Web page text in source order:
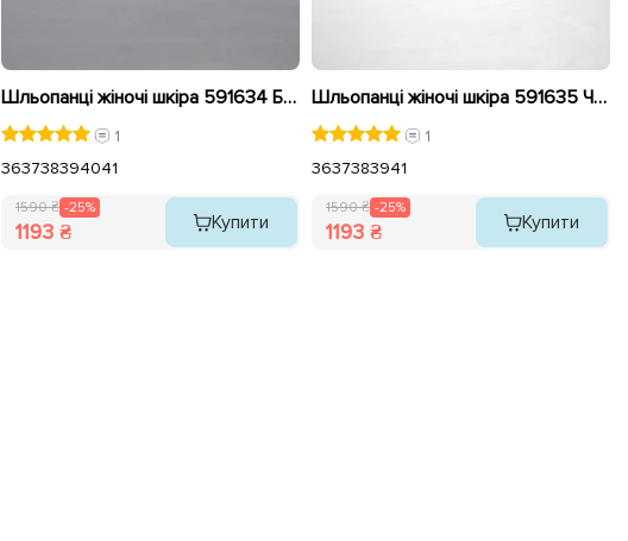
Шльопанці жіночі шкіра 591634 Бежеві розпродаж
1
363738394041
1590 ₴ -25%
1193 ₴ Купити
Шльопанці жіночі шкіра 591635 Чорні розпродаж
1
3637383941
1590 ₴ -25%
1193 ₴ Купити